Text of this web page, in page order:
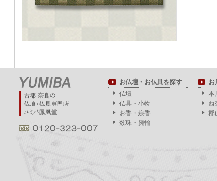
お仏壇・お仏具を探す
仏壇
仏具・小物
お香・線香
数珠・腕輪
お
本
西
郡